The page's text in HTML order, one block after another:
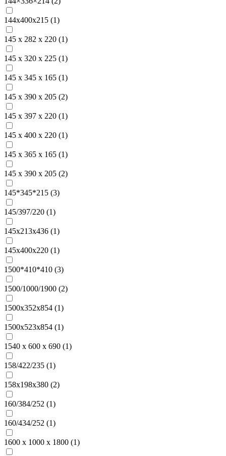
144х400х215 (1)
145 x 282 х 220 (1)
145 x 320 x 225 (1)
145 x 345 x 165 (1)
145 x 390 x 205 (2)
145 x 397 х 220 (1)
145 x 400 x 220 (1)
145 х 365 х 165 (1)
145 х 390 х 205 (2)
145*345*215 (3)
145/397/220 (1)
145х213х436 (1)
145х400х220 (1)
1500*410*410 (3)
1500/1000/1900 (2)
1500x352x854 (1)
1500x523x854 (1)
1540 х 600 х 690 (1)
158/422/235 (1)
158х198x380 (2)
160/384/252 (1)
160/434/252 (1)
1600 х 1000 х 1800 (1)